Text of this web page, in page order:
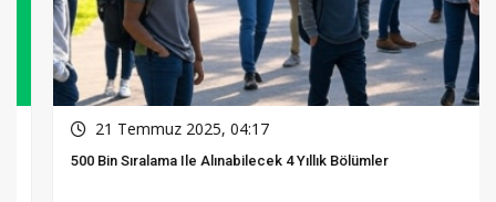
21 Temmuz 2025, 04:17
500 Bin Sıralama Ile Alınabilecek 4 Yıllık Bölümler